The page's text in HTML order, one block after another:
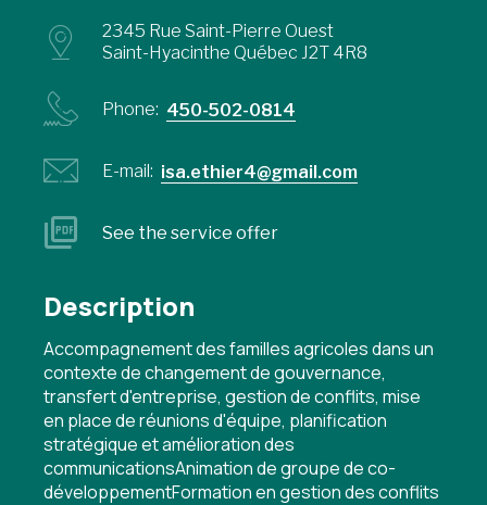
2345 Rue Saint-Pierre Ouest
Saint-Hyacinthe Québec J2T 4R8
Phone: 450-502-0814
E-mail: isa.ethier4@gmail.com
See the service offer
Description
Accompagnement des familles agricoles dans un
contexte de changement de gouvernance,
transfert d'entreprise, gestion de conflits, mise
en place de réunions d'équipe, planification
stratégique et amélioration des
communicationsAnimation de groupe de co-
développementFormation en gestion des conflits